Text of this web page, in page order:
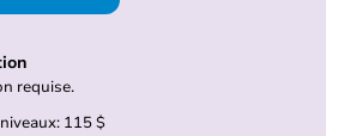
requise.
115 $